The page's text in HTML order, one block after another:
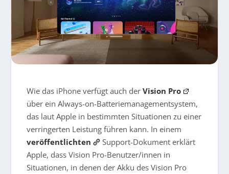
Wie das iPhone verfügt auch derVision Pro
über ein Always-on-Batteriemanagementsystem,
das laut Apple in bestimmten Situationen zu einer
verringerten Leistung führen kann. In einem
veröffentlichten
Support-Dokument erklärt
Apple, dass Vision Pro-Benutzer/innen in
Situationen, in denen der Akku des Vision Pro